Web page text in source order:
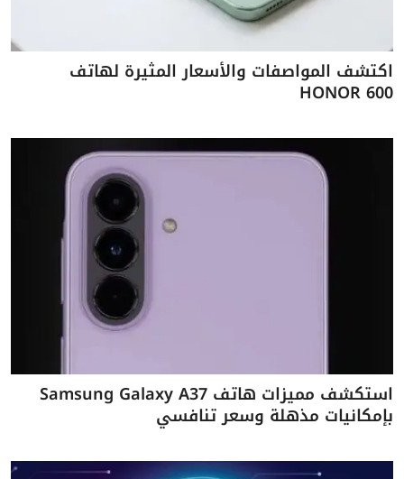
اكتشف المواصفات والأسعار المثيرة لهاتف
HONOR 600
استكشف مميزات هاتف Samsung Galaxy A37
بإمكانيات مذهلة وسعر تنافسي